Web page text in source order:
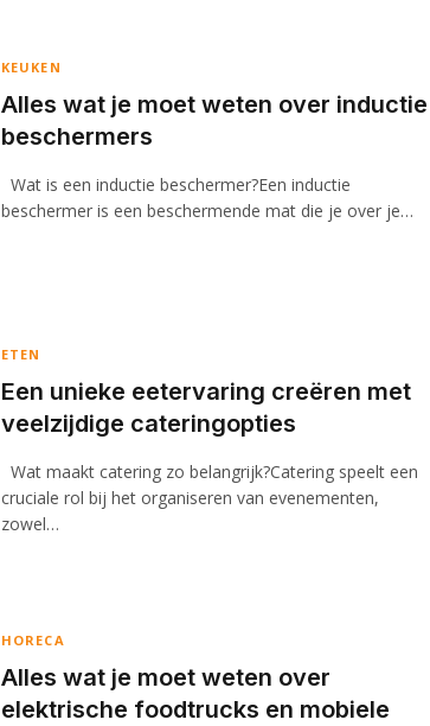
KEUKEN
Alles wat je moet weten over inductie
beschermers
Wat is een inductie beschermer?Een inductie
beschermer is een beschermende mat die je over je…
ETEN
Een unieke eetervaring creëren met
veelzijdige cateringopties
Wat maakt catering zo belangrijk?Catering speelt een
cruciale rol bij het organiseren van evenementen,
zowel…
HORECA
Alles wat je moet weten over
elektrische foodtrucks en mobiele